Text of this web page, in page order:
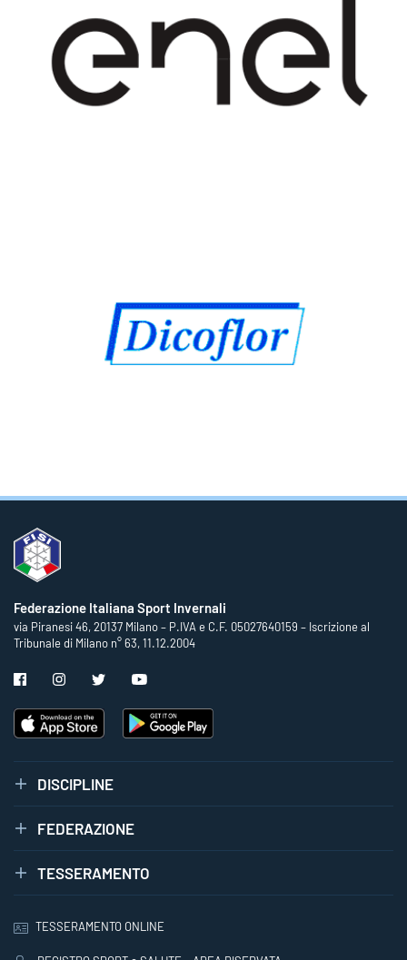
Federazione Italiana Sport Invernali
via Piranesi 46, 20137 Milano – P.IVA e C.F. 05027640159 – Iscrizione al
Tribunale di Milano n° 63, 11.12.2004
DISCIPLINE
FEDERAZIONE
TESSERAMENTO
TESSERAMENTO ONLINE